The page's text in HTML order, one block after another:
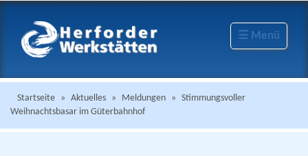
☰ Menü
Startseite » Aktuelles » Meldungen »
Stimmungsvoller
Weihnachtsbasar im Güterbahnhof